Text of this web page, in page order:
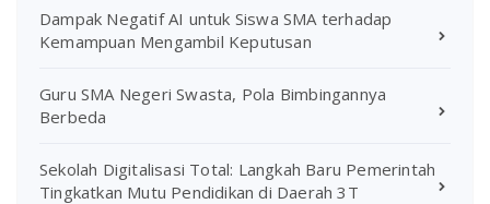
Dampak Negatif AI untuk Siswa SMA terhadap
Kemampuan Mengambil Keputusan
Guru SMA Negeri Swasta, Pola Bimbingannya
Berbeda
Sekolah Digitalisasi Total: Langkah Baru Pemerintah
Tingkatkan Mutu Pendidikan di Daerah 3T